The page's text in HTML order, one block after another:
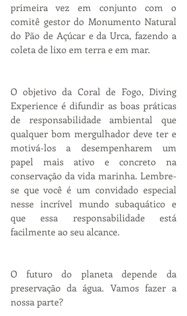
primeira vez em conjunto com o
comitê gestor do Monumento Natural
do Pão de Açúcar e da Urca, fazendo a
coleta de lixo em terra e em mar.
O objetivo da Coral de Fogo, Diving
Experience é difundir as boas práticas
de responsabilidade ambiental que
qualquer bom mergulhador deve ter e
motivá-los a desempenharem um
papel mais ativo e concreto na
conservação da vida marinha. Lembre-
se que você é um convidado especial
nesse incrível mundo subaquático e
que essa responsabilidade está
facilmente ao seu alcance.
O futuro do planeta depende da
preservação da água. Vamos fazer a
nossa parte?